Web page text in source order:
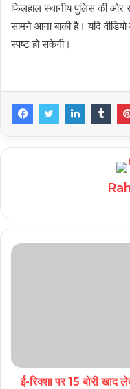
फिलहाल स्थानीय पुलिस की ओर
सामने आना बाकी है। यदि
स्पष्ट हो सकेगी।
ई-रिक्शा पर 15 बोरी खाद